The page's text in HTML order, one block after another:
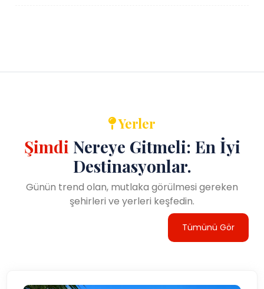
Yerler
Şimdi Nereye Gitmeli: En İyi
Destinasyonlar.
Günün trend olan, mutlaka görülmesi gereken
şehirleri ve yerleri keşfedin.
Tümünü Gör